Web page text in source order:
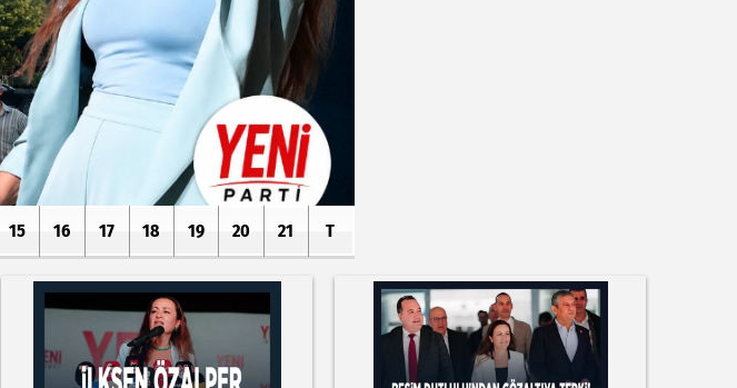
15 16 17 18 19 20 21 T